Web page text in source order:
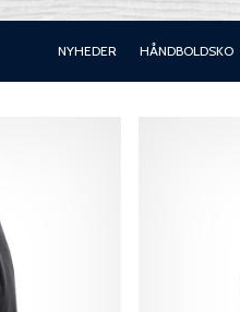
NYHEDER HÅNDBOLDSKO